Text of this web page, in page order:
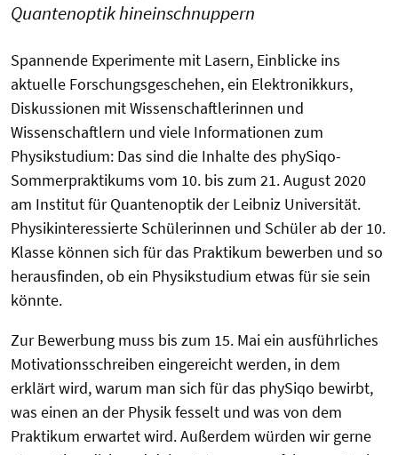
Quantenoptik hineinschnuppern
Spannende Experimente mit Lasern, Einblicke ins
aktuelle Forschungsgeschehen, ein Elektronikkurs,
Diskussionen mit Wissenschaftlerinnen und
Wissenschaftlern und viele Informationen zum
Physikstudium: Das sind die Inhalte des phySiqo-
Sommerpraktikums vom 10. bis zum 21. August 2020
am Institut für Quantenoptik der Leibniz Universität.
Physikinteressierte Schülerinnen und Schüler ab der 10.
Klasse können sich für das Praktikum bewerben und so
herausfinden, ob ein Physikstudium etwas für sie sein
könnte.
Zur Bewerbung muss bis zum 15. Mai ein ausführliches
Motivationsschreiben eingereicht werden, in dem
erklärt wird, warum man sich für das phySiqo bewirbt,
was einen an der Physik fesselt und was von dem
Praktikum erwartet wird. Außerdem würden wir gerne